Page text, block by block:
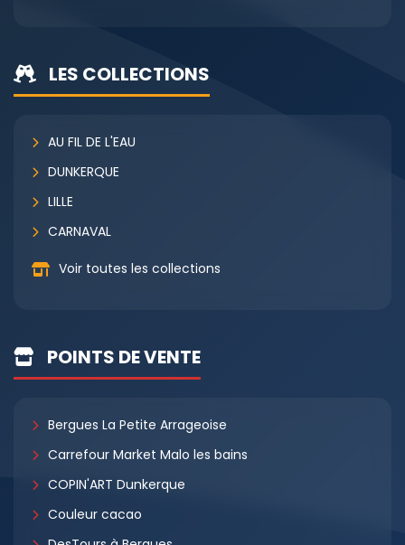
LES COLLECTIONS
AU FIL DE L'EAU
DUNKERQUE
LILLE
CARNAVAL
Voir toutes les collections
POINTS DE VENTE
Bergues La Petite Arrageoise
Carrefour Market Malo les bains
COPIN'ART Dunkerque
Couleur cacao